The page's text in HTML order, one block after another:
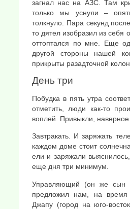
загнал нас на АЗС. Там
только мы уснули –
толкнуло. Пара секунд
то дятел изобразил из
оттоптался по мне. Еще
другой стороны нашей
прикрыты разадточной
День три
Побудка в пять утра
отметить, люди как-то
воплей. Привыкли,
Завтракать. И заряжать
каждом доме стоит
ели и заряжали
еще дня три минимум.
Управляющий (он же сын
предложил нам, на время
Джапу (город на юго-